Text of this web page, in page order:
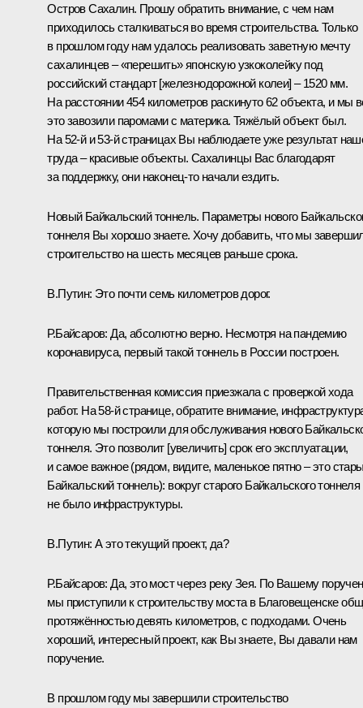
Остров Сахалин. Прошу обратить внимание, с чем нам
приходилось сталкиваться во время строительства. Только
в прошлом году нам удалось реализовать заветную мечту
сахалинцев – «перешить» японскую узкоколейку под
российский стандарт [железнодорожной колеи] – 1520 мм.
На расстоянии 454 километров раскинуто 62 объекта, и мы
это завозили паромами с материка. Тяжёлый объект был.
На 52-й и 53-й страницах Вы наблюдаете уже результат
труда – красивые объекты. Сахалинцы Вас благодарят
за поддержку, они наконец-то начали ездить.
Новый Байкальский тоннель. Параметры нового
тоннеля Вы хорошо знаете. Хочу добавить, что мы
строительство на шесть месяцев раньше срока.
В.Путин: Это почти семь километров дорог.
Р.Байсаров: Да, абсолютно верно. Несмотря на пандемию
коронавируса, первый такой тоннель в России построен.
Правительственная комиссия приезжала с проверкой хода
работ. На 58-й странице, обратите внимание,
которую мы построили для обслуживания нового
тоннеля. Это позволит [увеличить] срок его эксплуатации,
и самое важное (рядом, видите, маленькое пятно – это
Байкальский тоннель): вокруг старого Байкальского тоннеля
не было инфраструктуры.
В.Путин: А это текущий проект, да?
Р.Байсаров: Да, это мост через реку Зея. По Вашему
мы приступили к строительству моста в Благовещенске
протяжённостью девять километров, с подходами. Очень
хороший, интересный проект, как Вы знаете, Вы давали нам
поручение.
В прошлом году мы завершили строительство